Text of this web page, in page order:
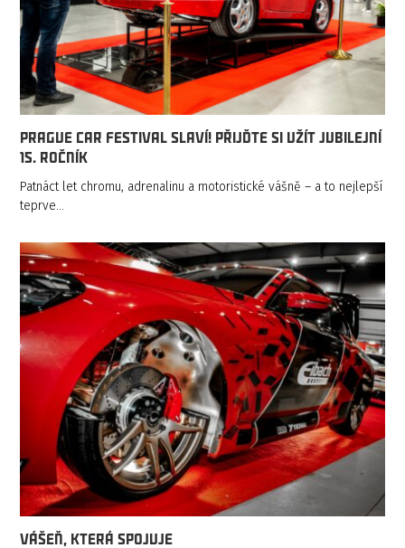
Prague Car Festival slaví! Přijďte si užít jubilejní
15. ročník
Patnáct let chromu, adrenalinu a motoristické vášně – a to nejlepší
teprve…
VÁŠEŇ, KTERÁ SPOJUJE